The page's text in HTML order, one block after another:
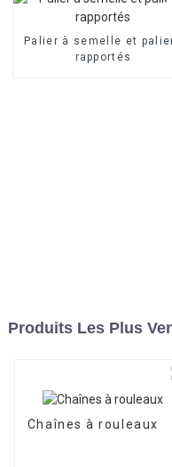
Palier à semelle et
rapportés
Produits Les Plus
Chaînes à rouleaux